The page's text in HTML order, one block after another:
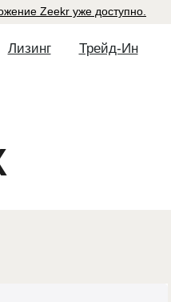
Трейд-Ин
Лизинг
Zeekr уже доступно.